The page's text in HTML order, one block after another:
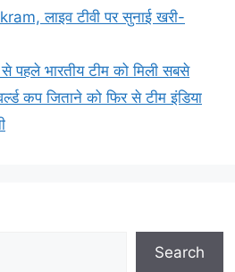
लाइव टीवी पर सुनाई खरी-
से पहले भारतीय टीम को मिली सबसे
कप जिताने को फिर से टीम इंडिया
Search